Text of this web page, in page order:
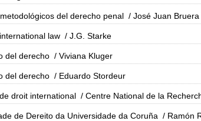
del derecho penal / José Juan Bruera
law / J.G. Starke
del derecho / Viviana Kluger
del derecho / Eduardo Stordeur
droit international / Centre National de la
de Dereito da Universidade da Coruña / Ramón